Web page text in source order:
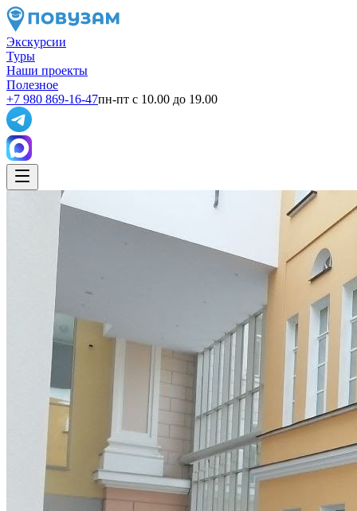
Экскурсии
Туры
Наши проекты
Полезное
+7 980 869-16-47пн-пт с 10.00 до 19.00